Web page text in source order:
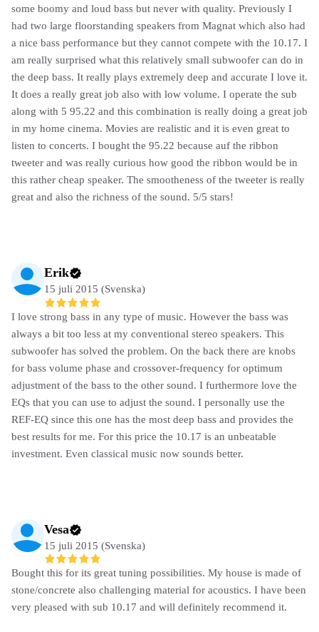
some boomy and loud bass but never with quality. Previously I
had two large floorstanding speakers from Magnat which also had
a nice bass performance but they cannot compete with the 10.17. I
am really surprised what this relatively small subwoofer can do in
the deep bass. It really plays extremely deep and accurate I love it.
It does a really great job also with low volume. I operate the sub
along with 5 95.22 and this combination is really doing a great job
in my home cinema. Movies are realistic and it is even great to
listen to concerts. I bought the 95.22 because auf the ribbon
tweeter and was really curious how good the ribbon would be in
this rather cheap speaker. The smootheness of the tweeter is really
great and also the richness of the sound. 5/5 stars!
Erik
15 juli 2015 (Svenska)
I love strong bass in any type of music. However the bass was
always a bit too less at my conventional stereo speakers. This
subwoofer has solved the problem. On the back there are knobs
for bass volume phase and crossover-frequency for optimum
adjustment of the bass to the other sound. I furthermore love the
EQs that you can use to adjust the sound. I personally use the
REF-EQ since this one has the most deep bass and provides the
best results for me. For this price the 10.17 is an unbeatable
investment. Even classical music now sounds better.
Vesa
15 juli 2015 (Svenska)
Bought this for its great tuning possibilities. My house is made of
stone/concrete also challenging material for acoustics. I have been
very pleased with sub 10.17 and will definitely recommend it.